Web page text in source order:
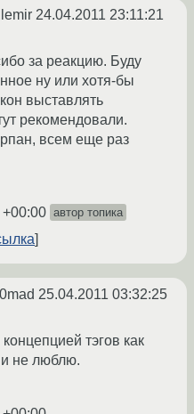
24.04.2011 23:11:21
за реакцию. Буду
ну или хотя-бы
выставлять
рекомендовали.
всем еще раз
автор топика
25.04.2011 03:32:25
тэгов как
и не люблю.